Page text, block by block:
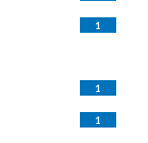
1
1
1